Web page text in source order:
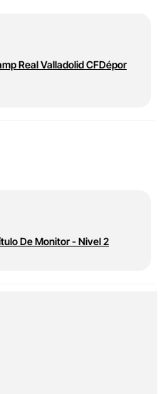
Real Valladolid CFDépor
De Monitor - Nivel 2